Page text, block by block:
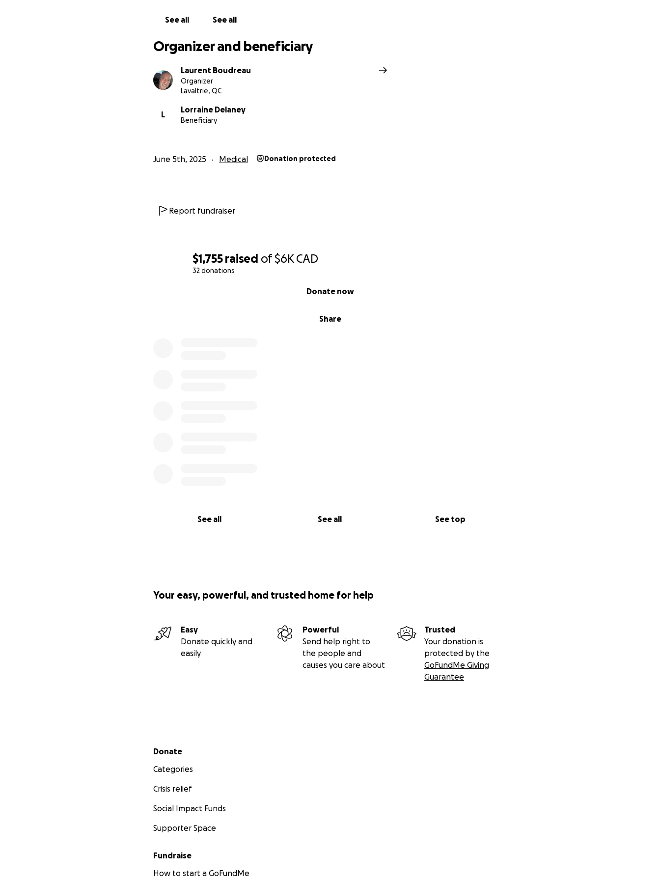
$1,755 raised of$6K CAD
32 donations
Share
Donate now
See all See all See top
See all See all
Organizer and beneficiary
Laurent Boudreau
Organizer
Lavaltrie, QC
L
Lorraine Delaney
Beneficiary
June 5th, 2025 Medical Donation protected
Report fundraiser
Your easy, powerful, and trusted home for help
Easy
Donate quickly and
easily
Powerful
Send help right to
the people and
causes you care about
Trusted
Your donation is
protected by the
GoFundMe Giving
Guarantee
Secondary menu
Donate
Categories
Crisis relief
Social Impact Funds
Supporter Space
Fundraise
How to start a GoFundMe